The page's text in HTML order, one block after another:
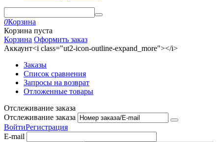
0Корзина
Корзина пуста
Корзина Оформить заказ
Аккаунт<i class="ut2-icon-outline-expand_more"></i>
Заказы
Список сравнения
Запросы на возврат
Отложенные товары
Отслеживание заказа
Отслеживание заказа
ВойтиРегистрация
E-mail